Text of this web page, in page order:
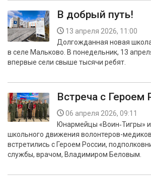
В добрый путь!
13 апреля 2026, 11:00
Долгожданная новая
в селе Мальково. В понедельник, 13
впервые сели свыше тысячи ребят.
Встреча с Героем
06 апреля 2026, 09:11
Юнармейцы «Воин‑Тигры»
школьного движения волонтеров-
встретились с Героем России,
службы, врачом, Владимиром Беловым.